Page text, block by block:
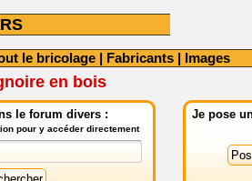
le bricolage | Fabricants | Images
en bois
le forum divers :
pour y accéder directement
Je pose